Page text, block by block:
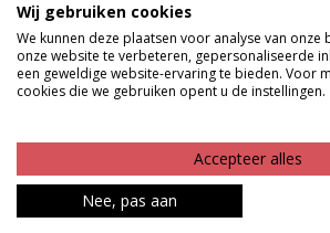
Bekijk voorraad winkel
Sparke it away! Met deze flare ben jij
mega leuk maakt. Verder heeft dit
lekkere stretch.
Product kenmerken
Wij gebruiken cookies
We kunnen deze plaatsen voor analyse van onze
onze website te verbeteren, gepersonaliseerde
een geweldige website-ervaring te bieden. Voor
cookies die we gebruiken opent u de instellingen.
Accepteer alles
Nee, pas aan